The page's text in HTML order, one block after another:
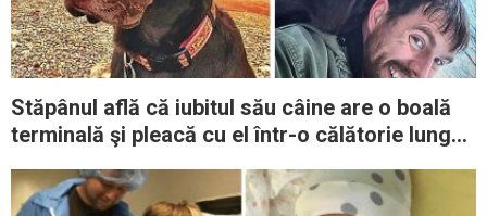
Stăpânul află că iubitul său câine are o boală
terminală şi pleacă cu el într-o călătorie lungă